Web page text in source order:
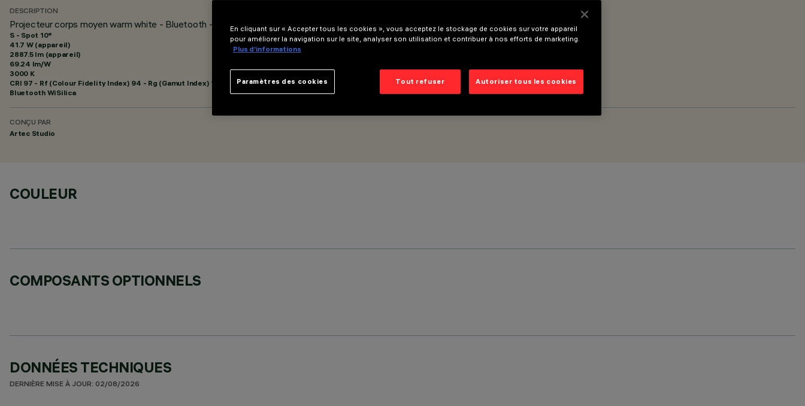
DESCRIPTION
Projecteur corps moyen warm white - Bluetooth - optique Spot
S - Spot 10°
41.7 W (appareil)
2887.5 lm (appareil)
69.24 lm/W
3000 K
CRI 97 - Rf (Colour Fidelity Index) 94 - Rg (Gamut Index) 101
Bluetooth WiSilica
CONÇU PAR
Artec Studio
COULEUR
COMPOSANTS OPTIONNELS
DONNÉES TECHNIQUES
DERNIÈRE MISE À JOUR: 02/08/2026
En cliquant sur « Accepter tous les cookies », vous acceptez le stockage de cookies sur votre appareil
pour améliorer la navigation sur le site, analyser son utilisation et contribuer à nos efforts de marketing.
Plus d’informations
Tout refuser Autoriser tous les cookies
Paramètres des cookies